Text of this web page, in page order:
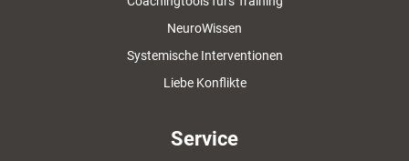
NeuroWissen
Systemische Interventionen
Liebe Konflikte
Service